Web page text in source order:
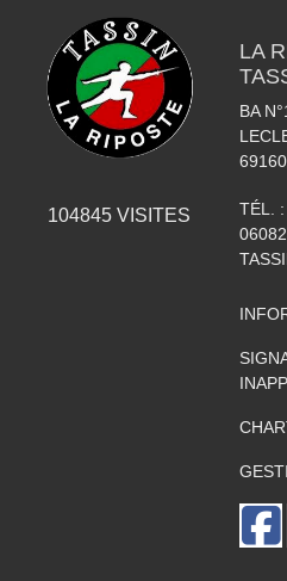
104845 VISITES
LA
BA
69160
TÉL. :